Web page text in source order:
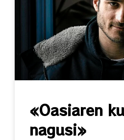
«Oasiaren
nagusi»